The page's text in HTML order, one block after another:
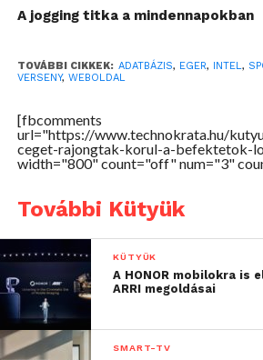
éppen olvasott weboldal szövegét,
intézmények) helyben megjelenő
információkat kapcsol.
Az iGlue alkalmazásával a
lézerpontosságú információkhoz
magyarázta Vaskó, aki elmondta,
hozzáférhető lesz a nagyközönség
Az in4 Kft. a hazai innovatív kis- és
középvállalatokat és fejlesztői
tömörítő MMKlaszter tagja. A
év során 13 projektet menedzselt a
forrásszervezéstől a
A jogging titka a mindennapokban
TOVÁBBI CIKKEK: ADATBÁZIS, EGER, INTEL,
VERSENY, WEBOLDAL
[fbcomments
url="https://www.technokrata.hu/
ceget-rajongtak-korul-a-befektetok-
width="800" count="off" num="3"
További Kütyük
KÜTYÜK
A HONOR mobilokra is
ARRI megoldásai
SMART-TV